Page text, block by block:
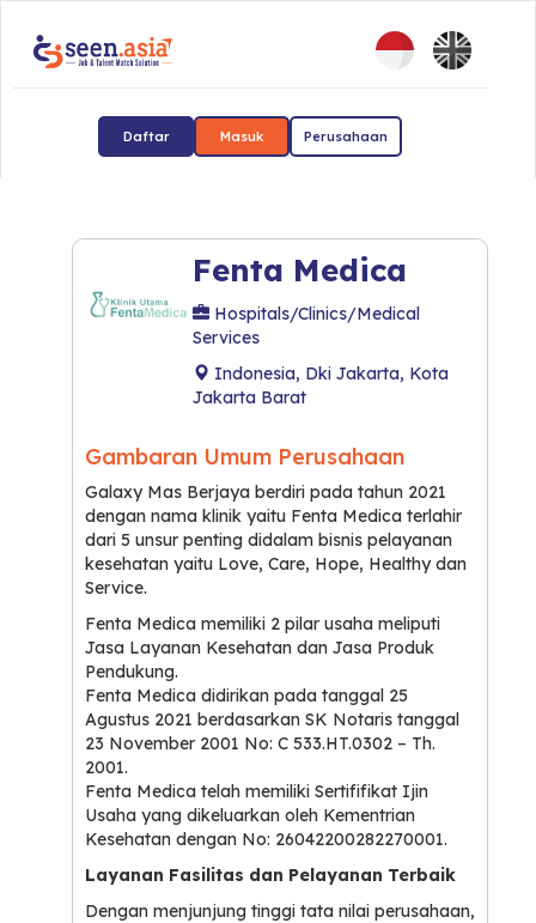
Daftar Masuk Perusahaan
Fenta Medica
Hospitals/Clinics/Medical
Services
Indonesia, Dki Jakarta, Kota
Jakarta Barat
Gambaran Umum Perusahaan
Galaxy Mas Berjaya berdiri pada tahun 2021
dengan nama klinik yaitu Fenta Medica terlahir
dari 5 unsur penting didalam bisnis pelayanan
kesehatan yaitu Love, Care, Hope, Healthy dan
Service.
Fenta Medica memiliki 2 pilar usaha meliputi
Jasa Layanan Kesehatan dan Jasa Produk
Pendukung.
Fenta Medica didirikan pada tanggal 25
Agustus 2021 berdasarkan SK Notaris tanggal
23 November 2001 No: C 533.HT.0302 – Th.
2001.
Fenta Medica telah memiliki Sertififikat Ijin
Usaha yang dikeluarkan oleh Kementrian
Kesehatan dengan No: 26042200282270001.
Layanan Fasilitas dan Pelayanan Terbaik
Dengan menjunjung tinggi tata nilai perusahaan,